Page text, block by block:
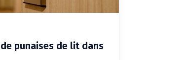
punaises de lit dans